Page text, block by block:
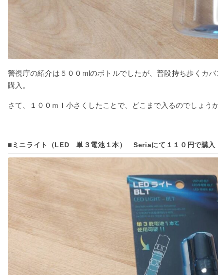
警視庁の紹介は５００mlのボトルでしたが、普段持ち歩くカ
購入。
さて、１００ｍｌ小さくしたことで、どこまで入るのでしょう
■ミニライト（LED 単３電池１本） Seriaにて１１０円で購入